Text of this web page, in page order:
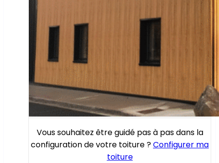
Vous souhaitez être guidé pas à pas dans la
configuration de votre toiture ?Configurer ma
toiture